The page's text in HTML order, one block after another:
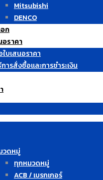
Mitsubishi
DENCO
ก
อราคา
ใบเสนอราคา
ารสั่งซื้อและการชำระเงิน
วดหมู่
ทุกหมวดหมู่
ACB / เบรกเกอร์